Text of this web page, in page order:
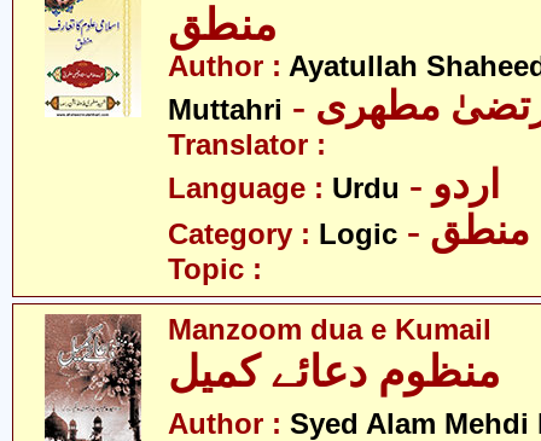
منطق
Author : Ayatullah
Muttahri
مطھری
Translator :
Language : Urdu - اردو
Category : Logic - منطق
Topic :
Manzoom dua e Kumail
منظوم دعائے کمیل
Author : Syed Alam Mehdi